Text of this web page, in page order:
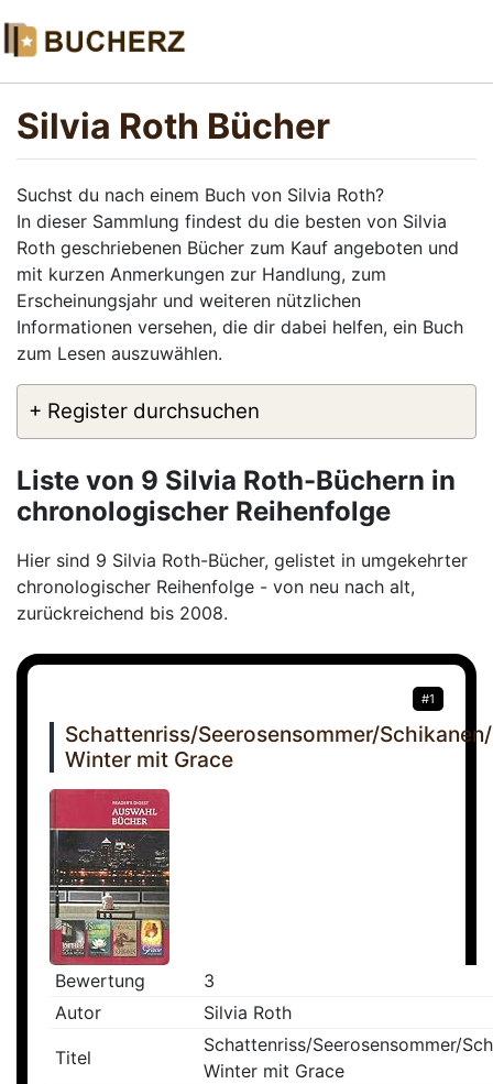
Silvia Roth Bücher
Suchst du nach einem Buch von Silvia Roth?
In dieser Sammlung findest du die besten von Silvia
Roth geschriebenen Bücher zum Kauf angeboten und
mit kurzen Anmerkungen zur Handlung, zum
Erscheinungsjahr und weiteren nützlichen
Informationen versehen, die dir dabei helfen, ein Buch
zum Lesen auszuwählen.
+ Register durchsuchen
Liste von 9 Silvia Roth-Büchern in
chronologischer Reihenfolge
Hier sind 9 Silvia Roth-Bücher, gelistet in umgekehrter
chronologischer Reihenfolge - von neu nach alt,
zurückreichend bis 2008.
#1
Schattenriss/Seerosensommer/
Winter mit Grace
Bewertung
3
Autor
Silvia Roth
Titel
Schattenriss/Seerosensommer/
Winter mit Grace